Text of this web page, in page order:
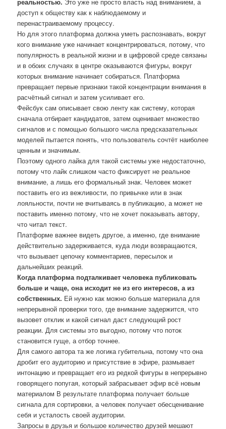
реальностью. Это уже не просто власть над вниманием, а
доступ к обществу как к наблюдаемому и
перенастраиваемому процессу.
Но для этого платформа должна уметь распознавать, вокруг
кого внимание уже начинает концентрироваться, потому, что
популярность в реальной жизни и в цифровой среде связаны
и в обоих случаях в центре оказываются фигуры, вокруг
которых внимание начинает собираться. Платформа
превращает первые признаки такой концентрации внимания в
расчётный сигнал и затем усиливает его.
Фейсбук сам описывает свою ленту как систему, которая
сначала отбирает кандидатов, затем оценивает множество
сигналов и с помощью большого числа предсказательных
моделей пытается понять, что пользователь сочтёт наиболее
ценным и значимым.
Поэтому одного лайка для такой системы уже недостаточно,
потому что лайк слишком часто фиксирует не реальное
внимание, а лишь его формальный знак. Человек может
поставить его из вежливости, по привычке или в знак
лояльности, почти не вчитываясь в публикацию, а может не
поставить именно потому, что не хочет показывать автору,
что читал текст.
Платформе важнее видеть другое, а именно, где внимание
действительно задерживается, куда люди возвращаются,
что вызывает цепочку комментариев, пересылок и
дальнейших реакций.
Когда платформа подталкивает человека публиковать
больше и чаще, она исходит не из его интересов, а из
собственных. Ей нужно как можно больше материала для
непрерывной проверки того, где внимание задержится, что
вызовет отклик и какой сигнал даст следующий рост
реакции. Для системы это выгодно, потому что поток
становится гуще, а отбор точнее.
Для самого автора та же логика губительна, потому что она
дробит его аудиторию и присутствие в эфире, размывает
интонацию и превращает его из редкой фигуры в непрерывно
говорящего попугая, который забрасывает эфир всё новым
материалом В результате платформа получает больше
сигнала для сортировки, а человек получает обесценивание
себя и усталость своей аудитории.
Запросы в друзья и большое количество друзей мешают